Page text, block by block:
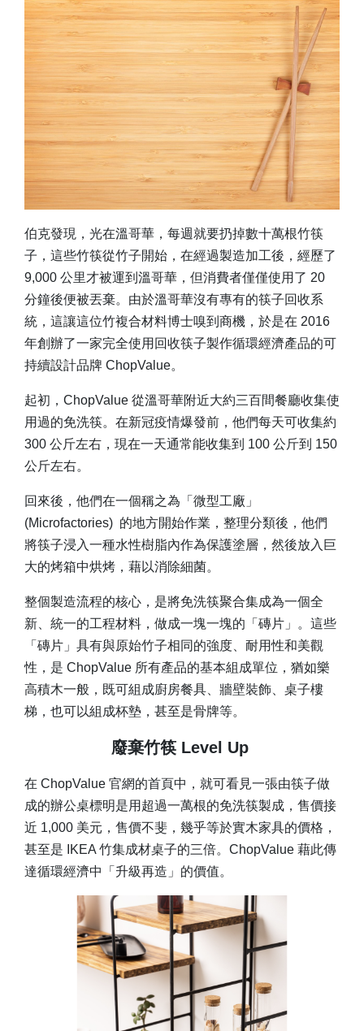
伯克發現，光在溫哥華，每週就要扔掉數十萬根竹筷
子，這些竹筷從竹子開始，在經過製造加工後，經歷了
9,000 公里才被運到溫哥華，但消費者僅僅使用了 20
分鐘後便被丟棄。由於溫哥華沒有專有的筷子回收系
統，這讓這位竹複合材料博士嗅到商機，於是在 2016
年創辦了一家完全使用回收筷子製作循環經濟產品的可
持續設計品牌 ChopValue。
起初，ChopValue 從溫哥華附近大約三百間餐廳收集使
用過的免洗筷。在新冠疫情爆發前，他們每天可收集約
300 公斤左右，現在一天通常能收集到 100 公斤到 150
公斤左右。
回來後，他們在一個稱之為「微型工廠」
(Microfactories) 的地方開始作業，整理分類後，他們
將筷子浸入一種水性樹脂內作為保護塗層，然後放入巨
大的烤箱中烘烤，藉以消除細菌。
整個製造流程的核心，是將免洗筷聚合集成為一個全
新、統一的工程材料，做成一塊一塊的「磚片」。這些
「磚片」具有與原始竹子相同的強度、耐用性和美觀
性，是 ChopValue 所有產品的基本組成單位，猶如樂
高積木一般，既可組成廚房餐具、牆壁裝飾、桌子樓
梯，也可以組成杯墊，甚至是骨牌等。
廢棄竹筷 Level Up
在 ChopValue 官網的首頁中，就可看見一張由筷子做
成的辦公桌標明是用超過一萬根的免洗筷製成，售價接
近 1,000 美元，售價不斐，幾乎等於實木家具的價格，
甚至是 IKEA 竹集成材桌子的三倍。ChopValue 藉此傳
達循環經濟中「升級再造」的價值。